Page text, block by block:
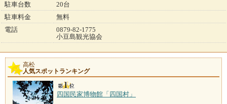
駐車台数
20台
駐車料金
無料
電話
0879-82-1775
小豆島観光協会
高松
人気スポットランキング
四国民家博物館「四国村」